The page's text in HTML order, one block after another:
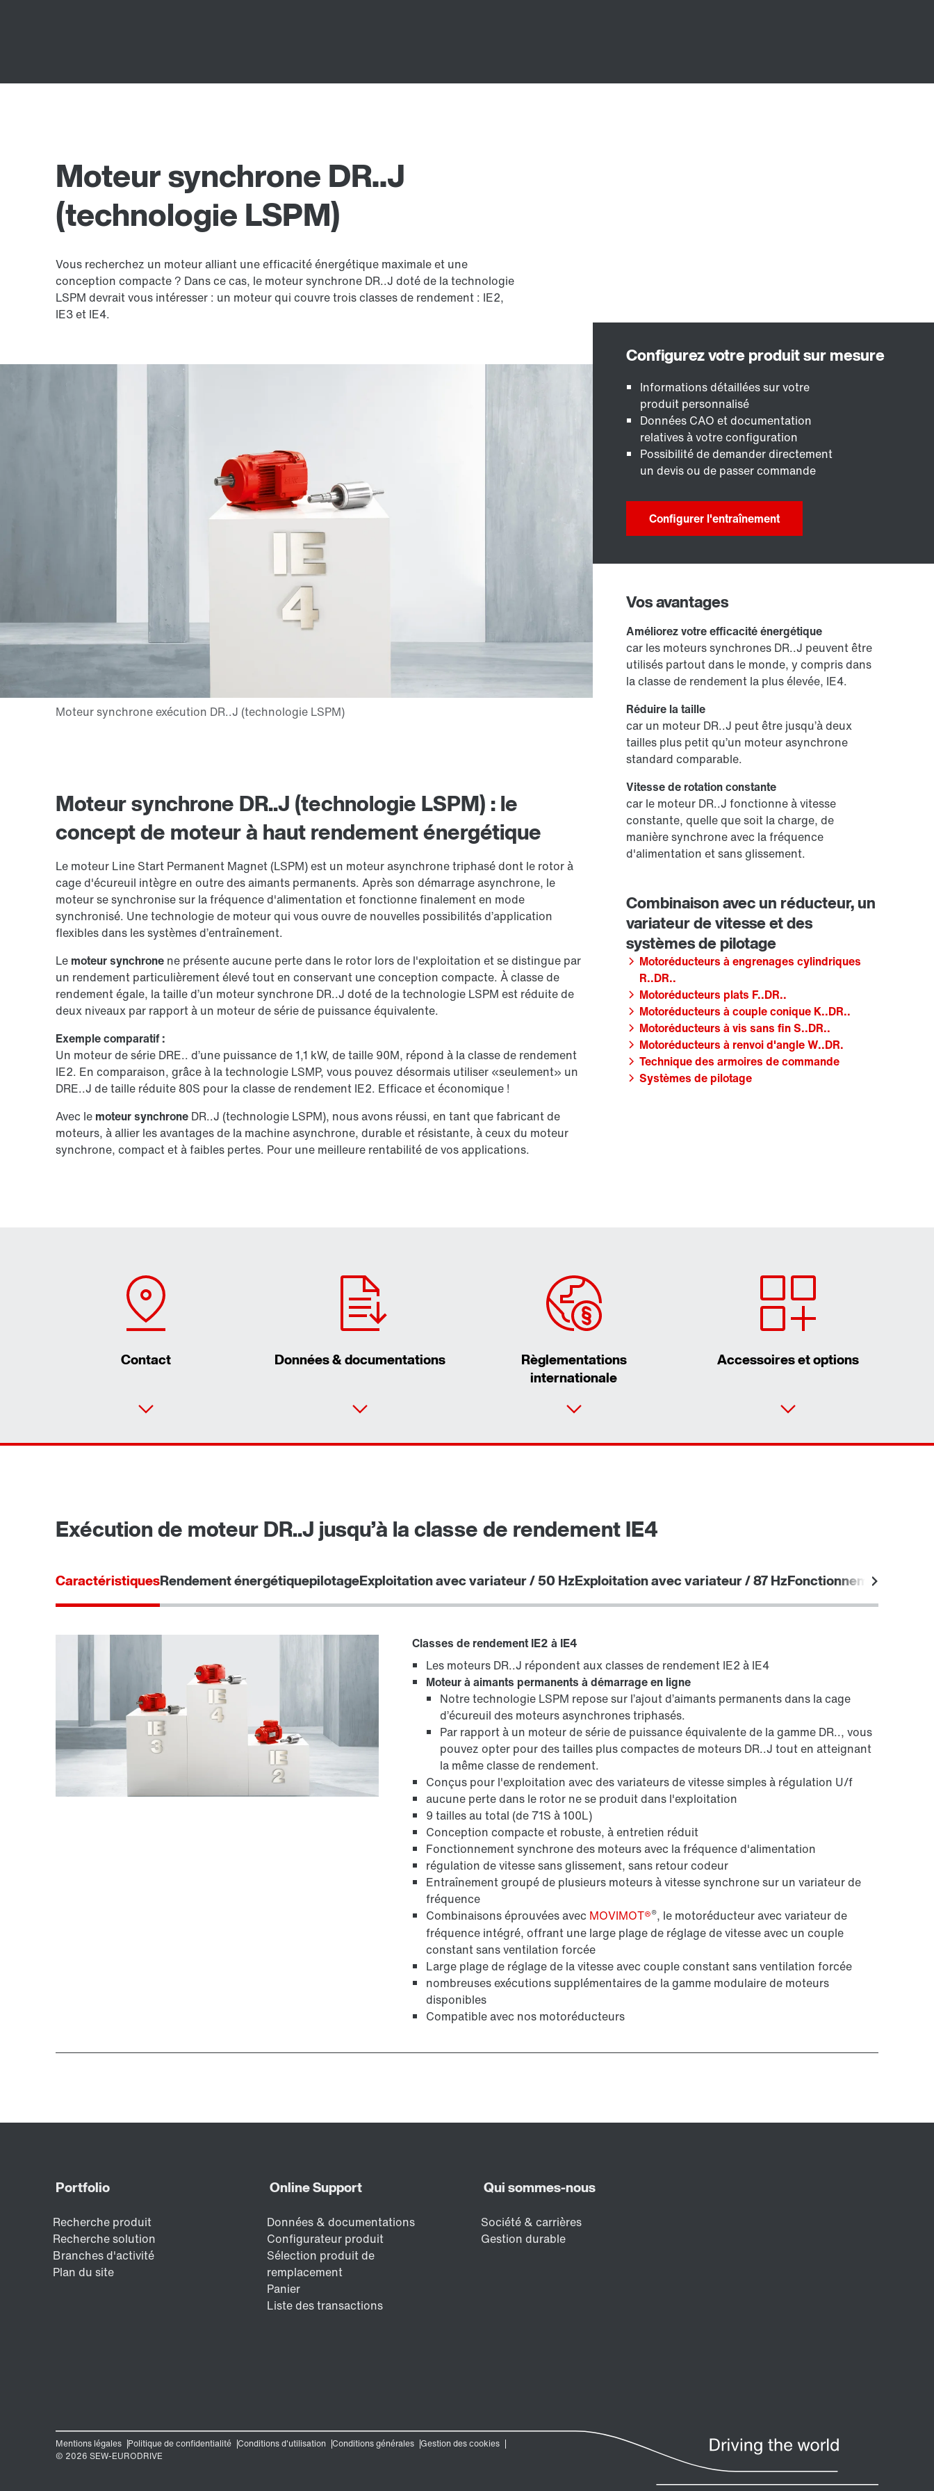
Moteur synchrone DR..J
(technologie LSPM)
Vous recherchez un moteur alliant une efficacité énergétique maximale et une
conception compacte ? Dans ce cas, le moteur synchrone DR..J doté de la technologie
LSPM devrait vous intéresser : un moteur qui couvre trois classes de rendement : IE2,
IE3 et IE4.
Moteur synchrone DR..J (technologie LSPM) : le
concept de moteur à haut rendement énergétique
Le moteur Line Start Permanent Magnet (LSPM) est un moteur asynchrone triphasé dont le rotor à
cage d'écureuil intègre en outre des aimants permanents. Après son démarrage asynchrone, le
moteur se synchronise sur la fréquence d'alimentation et fonctionne finalement en mode
synchronisé. Une technologie de moteur qui vous ouvre de nouvelles possibilités d’application
flexibles dans les systèmes d’entraînement.
Le moteur synchrone ne présente aucune perte dans le rotor lors de l'exploitation et se distingue par
un rendement particulièrement élevé tout en conservant une conception compacte. À classe de
rendement égale, la taille d’un moteur synchrone DR..J doté de la technologie LSPM est réduite de
deux niveaux par rapport à un moteur de série de puissance équivalente.
Exemple comparatif :
Un moteur de série DRE.. d’une puissance de 1,1 kW, de taille 90M, répond à la classe de rendement
IE2. En comparaison, grâce à la technologie LSMP, vous pouvez désormais utiliser «seulement» un
DRE..J de taille réduite 80S pour la classe de rendement IE2. Efficace et économique !
Avec le moteur synchrone DR..J (technologie LSPM), nous avons réussi, en tant que fabricant de
moteurs, à allier les avantages de la machine asynchrone, durable et résistante, à ceux du moteur
synchrone, compact et à faibles pertes. Pour une meilleure rentabilité de vos applications.
Informations détaillées sur votre
produit personnalisé
Données CAO et documentation
relatives à votre configuration
Possibilité de demander directement
un devis ou de passer commande
Configurer l'entraînement
Vos avantages
Améliorez votre efficacité énergétique
car les moteurs synchrones DR..J peuvent être
utilisés partout dans le monde, y compris dans
la classe de rendement la plus élevée, IE4.
Réduire la taille
car un moteur DR..J peut être jusqu’à deux
tailles plus petit qu’un moteur asynchrone
standard comparable.
Vitesse de rotation constante
car le moteur DR..J fonctionne à vitesse
constante, quelle que soit la charge, de
manière synchrone avec la fréquence
d'alimentation et sans glissement.
Motoréducteurs à engrenages cylindriques
R..DR..
Motoréducteurs plats F..DR..
Motoréducteurs à couple conique K..DR..
Motoréducteurs à vis sans fin S..DR..
Motoréducteurs à renvoi d'angle W..DR.
Technique des armoires de commande
Systèmes de pilotage
Contact Données & documentations
Règlementations
internationale
Accessoires et options
Freins BE..
Protection de surface et protection
anticorrosion
Exécution de moteur DR..J jusqu’à la classe de rendement IE4
CaractéristiquesRendement énergétiquepilotageExploitation avec variateur / 50 HzExploitation avec variateur / 87 HzFonctionnement sur
Classes de rendement IE2 à IE4
Les moteurs DR..J répondent aux classes de rendement IE2 à IE4
Moteur à aimants permanents à démarrage en ligne
Notre technologie LSPM repose sur l’ajout d’aimants permanents dans la cage
d’écureuil des moteurs asynchrones triphasés.
Par rapport à un moteur de série de puissance équivalente de la gamme DR.., vous
pouvez opter pour des tailles plus compactes de moteurs DR..J tout en atteignant
la même classe de rendement.
Conçus pour l'exploitation avec des variateurs de vitesse simples à régulation U/f
aucune perte dans le rotor ne se produit dans l'exploitation
9 tailles au total (de 71S à 100L)
Conception compacte et robuste, à entretien réduit
Fonctionnement synchrone des moteurs avec la fréquence d'alimentation
régulation de vitesse sans glissement, sans retour codeur
Entraînement groupé de plusieurs moteurs à vitesse synchrone sur un variateur de
fréquence
Combinaisons éprouvées avec MOVIMOT®®, le motoréducteur avec variateur de
fréquence intégré, offrant une large plage de réglage de vitesse avec un couple
constant sans ventilation forcée
Large plage de réglage de la vitesse avec couple constant sans ventilation forcée
nombreuses exécutions supplémentaires de la gamme modulaire de moteurs
disponibles
Compatible avec nos motoréducteurs